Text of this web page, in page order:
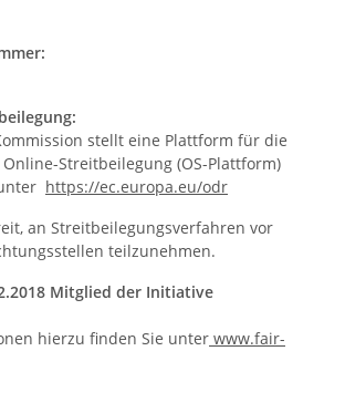
stellt eine Plattform für die
Streitbeilegung (OS-Plattform)
https://ec.europa.eu/odr
an Streitbeilegungsverfahren vor
teilzunehmen.
Mitglied der Initiative
hierzu finden Sie unter www.fair-